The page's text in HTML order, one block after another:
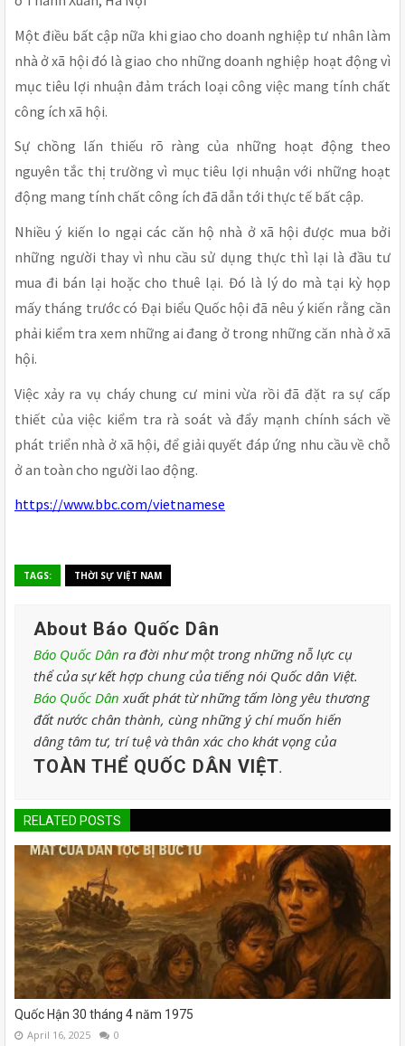
Một điều bất cập nữa khi giao cho doanh nghiệp tư nhân làm
nhà ở xã hội đó là giao cho những doanh nghiệp hoạt động vì
mục tiêu lợi nhuận đảm trách loại công việc mang tính chất
công ích xã hội.
Sự chồng lấn thiếu rõ ràng của những hoạt động theo
nguyên tắc thị trường vì mục tiêu lợi nhuận với những hoạt
động mang tính chất công ích đã dẫn tới thực tế bất cập.
Nhiều ý kiến lo ngại các căn hộ nhà ở xã hội được mua bởi
những người thay vì nhu cầu sử dụng thực thì lại là đầu tư
mua đi bán lại hoặc cho thuê lại. Đó là lý do mà tại kỳ họp
mấy tháng trước có Đại biểu Quốc hội đã nêu ý kiến rằng cần
phải kiểm tra xem những ai đang ở trong những căn nhà ở xã
hội.
Việc xảy ra vụ cháy chung cư mini vừa rồi đã đặt ra sự cấp
thiết của việc kiểm tra rà soát và đẩy mạnh chính sách về
phát triển nhà ở xã hội, để giải quyết đáp ứng nhu cầu về chỗ
ở an toàn cho người lao động.
https://www.bbc.com/vietnamese
TAGS: THỜI SỰ VIỆT NAM
About Báo Quốc Dân
Báo Quốc Dân ra đời như một trong những nỗ lực cụ
thể của sự kết hợp chung của tiếng nói Quốc dân Việt.
Báo Quốc Dân xuất phát từ những tấm lòng yêu thương
đất nước chân thành, cùng những ý chí muốn hiến
dâng tâm tư, trí tuệ và thân xác cho khát vọng của
TOÀN THỂ QUỐC DÂN VIỆT.
RELATED POSTS
Quốc Hận 30 tháng 4 năm 1975
April 16, 2025 0